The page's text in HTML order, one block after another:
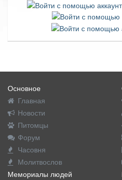
Основное
Главная
Новости
Питомцы
Форум
Часовня
Молитвослов
Мемориалы людей